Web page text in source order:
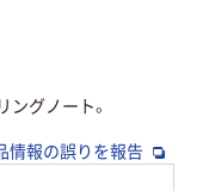
ングノート。
情報の誤りを報告